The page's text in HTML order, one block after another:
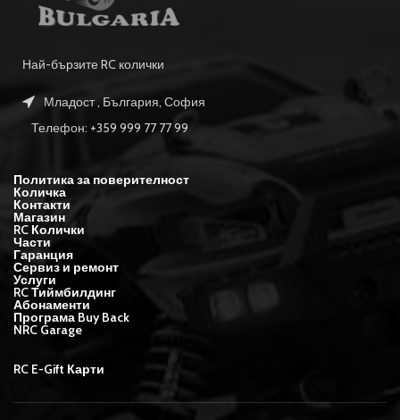
Най-бързите RC колички
Младост , България, София
Телефон: +359 999 77 77 99
Политика за поверителност
Количка
Контакти
Магазин
RC Колички
Части
Гаранция
Сервиз и ремонт
Услуги
RC Тиймбилдинг
Абонаменти
Програма Buy Back
NRC Garage
RC E-Gift Карти